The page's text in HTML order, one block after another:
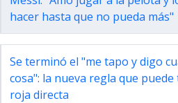
hacer hasta que no pueda más"
Se terminó el "me tapo y digo
cosa": la nueva regla que
roja directa